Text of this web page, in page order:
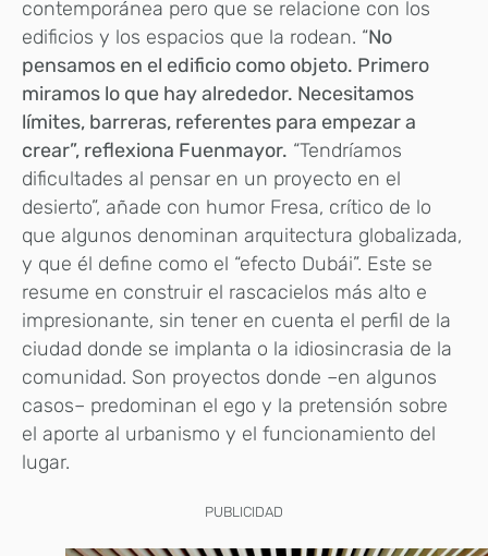
contemporánea pero que se relacione con los
edificios y los espacios que la rodean. “No
pensamos en el edificio como objeto. Primero
miramos lo que hay alrededor. Necesitamos
límites, barreras, referentes para empezar a
crear”, reflexiona Fuenmayor. “Tendríamos
dificultades al pensar en un proyecto en el
desierto”, añade con humor Fresa, crítico de lo
que algunos denominan arquitectura globalizada,
y que él define como el “efecto Dubái”. Este se
resume en construir el rascacielos más alto e
impresionante, sin tener en cuenta el perfil de la
ciudad donde se implanta o la idiosincrasia de la
comunidad. Son proyectos donde –en algunos
casos– predominan el ego y la pretensión sobre
el aporte al urbanismo y el funcionamiento del
lugar.
PUBLICIDAD